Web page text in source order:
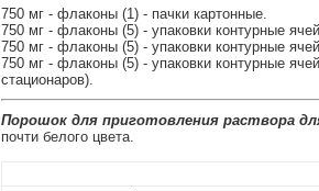
750 мг - флаконы (1) - пачки картонные.
750 мг - флаконы (5) - упаковки контурные
750 мг - флаконы (5) - упаковки контурные
750 мг - флаконы (5) - упаковки контурные
стационаров).
Порошок для приготовления раствора
почти белого цвета.